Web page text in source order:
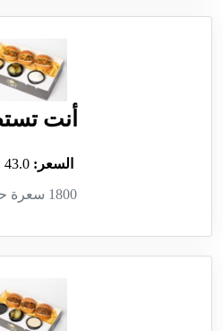
أنت
السعر:43.0 ر.س
1800 سعرة حرارية